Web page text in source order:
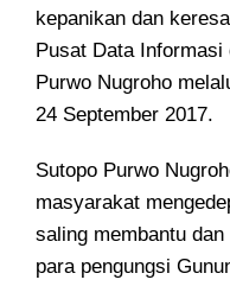
kepanikan dan
Pusat Data Informasi
Purwo Nugroho
24 September 2017.
Sutopo Purwo
masyarakat
saling membantu
para pengungsi